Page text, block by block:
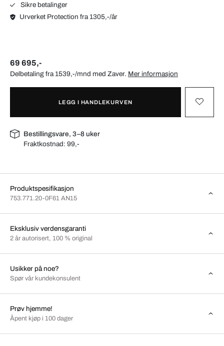
Sikre betalinger
Urverket Protection fra 1305,-/år
69 695,-
Delbetaling fra 1539,-/mnd med Zaver. Mer informasjon
LEGG I HANDLEKURVEN
Bestillingsvare, 3–8 uker
Fraktkostnad:99,-
Produktspesifikasjon
753.771.20-0F61 AN15
Eksklusiv verdensgaranti
2 år autorisert, 100 % original
Usikker på noe?
Spør vår kundekonsulent
Prøv hjemme!
Åpent kjøp i 100 dager